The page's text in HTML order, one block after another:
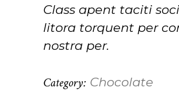
Class apent taciti
litora torquent per
nostra per.
Category: Chocolate